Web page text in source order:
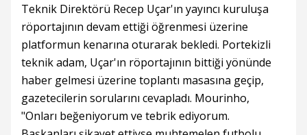
Teknik Direktörü Recep Uçar'ın yayıncı kuruluşa
röportajının devam ettiği öğrenmesi üzerine
platformun kenarına oturarak bekledi. Portekizli
teknik adam, Uçar'ın röportajının bittiği yönünde
haber gelmesi üzerine toplantı masasına geçip,
gazetecilerin sorularını cevapladı. Mourinho,
"Onları beğeniyorum ve tebrik ediyorum.